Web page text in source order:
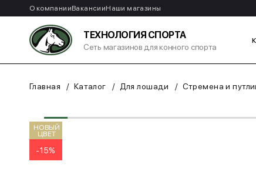
О компанииВакансииНаши магазины
ТЕХНОЛОГИЯ СПОРТА
Сеть магазинов для конного спорта
Главная Каталог Для лошади Стремена и
НОВЫЙ
ЦВЕТ
-15%